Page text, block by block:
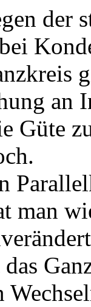
der
Güte
man